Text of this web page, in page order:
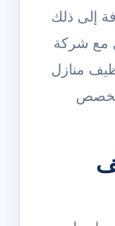
إلى ذلك
مع شركة
منازل